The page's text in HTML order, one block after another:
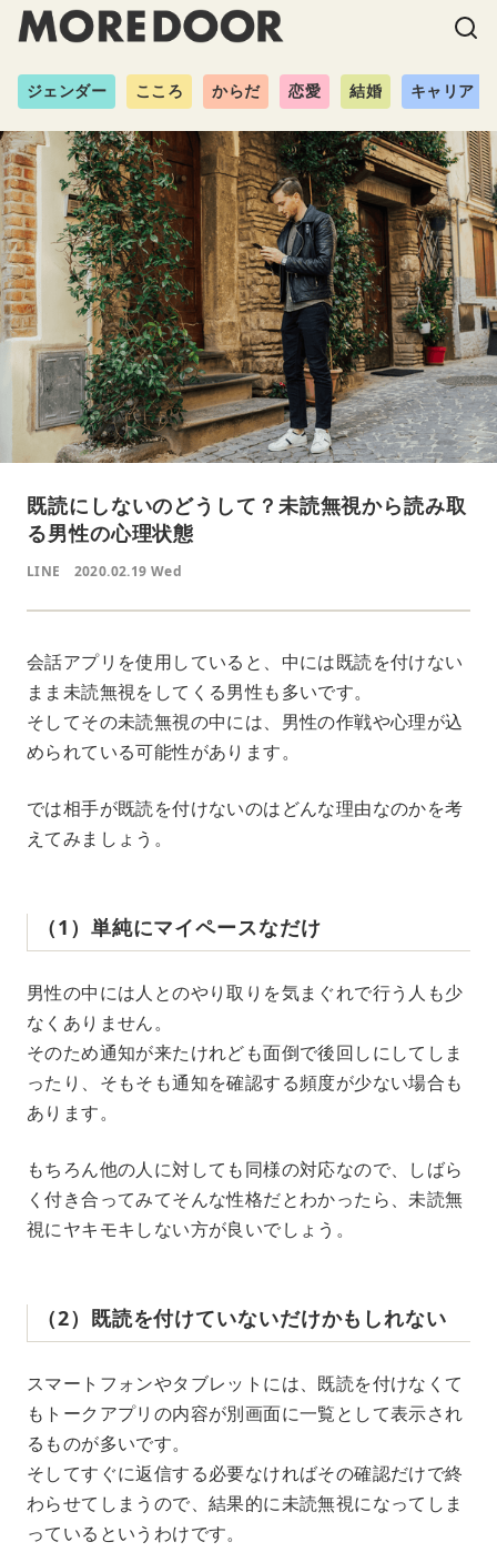
ジェンダー こころ からだ 恋愛 結婚 キャリア
既読にしないのどうして？未読無視から読み取
る男性の心理状態
LINE 2020.02.19 Wed
会話アプリを使用していると、中には既読を付けない
まま未読無視をしてくる男性も多いです。
そしてその未読無視の中には、男性の作戦や心理が込
められている可能性があります。
では相手が既読を付けないのはどんな理由なのかを考
えてみましょう。
（1）単純にマイペースなだけ
男性の中には人とのやり取りを気まぐれで行う人も少
なくありません。
そのため通知が来たけれども面倒で後回しにしてしま
ったり、そもそも通知を確認する頻度が少ない場合も
あります。
もちろん他の人に対しても同様の対応なので、しばら
く付き合ってみてそんな性格だとわかったら、未読無
視にヤキモキしない方が良いでしょう。
（2）既読を付けていないだけかもしれない
スマートフォンやタブレットには、既読を付けなくて
もトークアプリの内容が別画面に一覧として表示され
るものが多いです。
そしてすぐに返信する必要なければその確認だけで終
わらせてしまうので、結果的に未読無視になってしま
っているというわけです。